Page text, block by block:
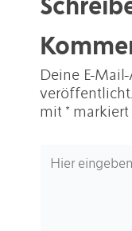
Deine E-
veröffentlicht.
mit * markiert
eingeben…